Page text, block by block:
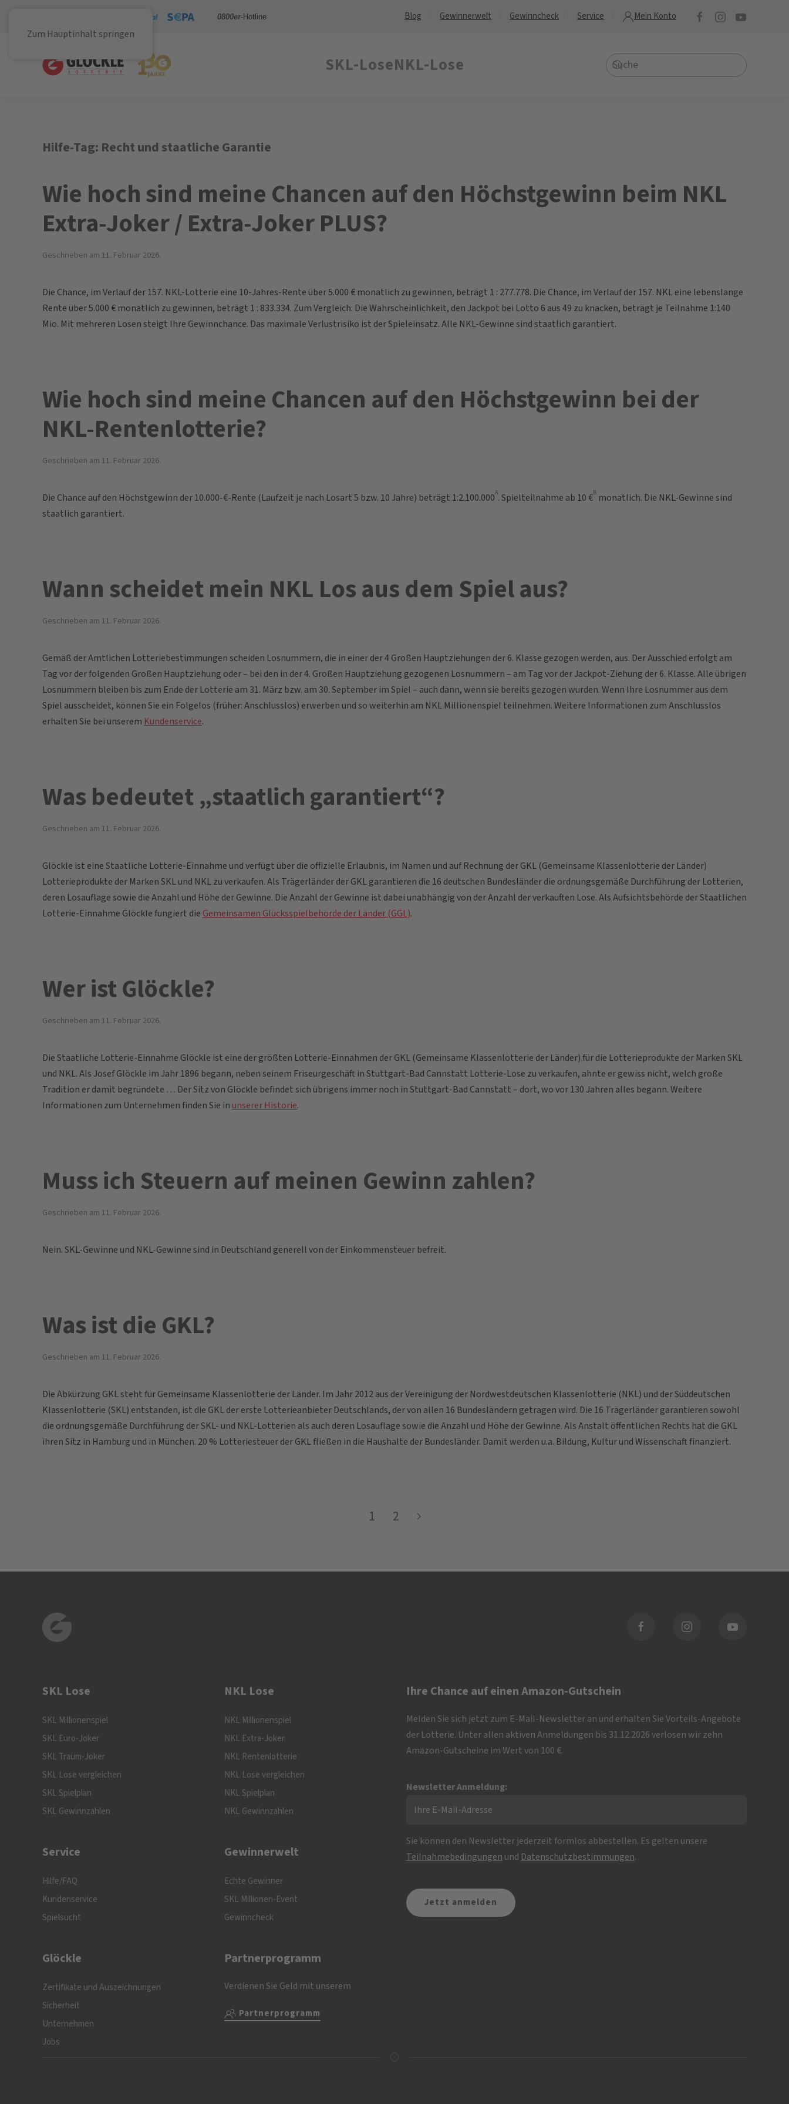
Zum Hauptinhalt springen
0800er-Hotline Blog Gewinnerwelt Gewinncheck Service Mein Konto
SKL-LoseNKL-Lose
Hilfe-Tag: Recht und staatliche Garantie
Wie hoch sind meine Chancen auf den Höchstgewinn beim NKL
Extra-Joker / Extra-Joker PLUS?
Geschrieben am 11. Februar 2026.
Die Chance, im Verlauf der 157. NKL-Lotterie eine 10-Jahres-Rente über 5.000 € monatlich zu gewinnen, beträgt 1 : 277.778. Die Chance, im Verlauf der 157. NKL eine lebenslange
Rente über 5.000 € monatlich zu gewinnen, beträgt 1 : 833.334. Zum Vergleich: Die Wahrscheinlichkeit, den Jackpot bei Lotto 6 aus 49 zu knacken, beträgt je Teilnahme 1:140
Mio. Mit mehreren Losen steigt Ihre Gewinnchance. Das maximale Verlustrisiko ist der Spieleinsatz. Alle NKL-Gewinne sind staatlich garantiert.
Wie hoch sind meine Chancen auf den Höchstgewinn bei der
NKL-Rentenlotterie?
Geschrieben am 11. Februar 2026.
Die Chance auf den Höchstgewinn der 10.000-€-Rente (Laufzeit je nach Losart 5 bzw. 10 Jahre) beträgt 1:2.100.000A. Spielteilnahme ab 10 €B monatlich. Die NKL-Gewinne sind
staatlich garantiert.
Wann scheidet mein NKL Los aus dem Spiel aus?
Geschrieben am 11. Februar 2026.
Gemäß der Amtlichen Lotteriebestimmungen scheiden Losnummern, die in einer der 4 Großen Hauptziehungen der 6. Klasse gezogen werden, aus. Der Ausschied erfolgt am
Tag vor der folgenden Großen Hauptziehung oder – bei den in der 4. Großen Hauptziehung gezogenen Losnummern – am Tag vor der Jackpot-Ziehung der 6. Klasse. Alle übrigen
Losnummern bleiben bis zum Ende der Lotterie am 31. März bzw. am 30. September im Spiel – auch dann, wenn sie bereits gezogen wurden. Wenn Ihre Losnummer aus dem
Spiel ausscheidet, können Sie ein Folgelos (früher: Anschlusslos) erwerben und so weiterhin am NKL Millionenspiel teilnehmen. Weitere Informationen zum Anschlusslos
erhalten Sie bei unserem Kundenservice.
Was bedeutet „staatlich garantiert“?
Geschrieben am 11. Februar 2026.
Glöckle ist eine Staatliche Lotterie-Einnahme und verfügt über die offizielle Erlaubnis, im Namen und auf Rechnung der GKL (Gemeinsame Klassenlotterie der Länder)
Lotterieprodukte der Marken SKL und NKL zu verkaufen. Als Trägerländer der GKL garantieren die 16 deutschen Bundesländer die ordnungsgemäße Durchführung der Lotterien,
deren Losauflage sowie die Anzahl und Höhe der Gewinne. Die Anzahl der Gewinne ist dabei unabhängig von der Anzahl der verkauften Lose. Als Aufsichtsbehörde der Staatlichen
Lotterie-Einnahme Glöckle fungiert die Gemeinsamen Glücksspielbehörde der Länder (GGL).
Wer ist Glöckle?
Geschrieben am 11. Februar 2026.
Die Staatliche Lotterie-Einnahme Glöckle ist eine der größten Lotterie-Einnahmen der GKL (Gemeinsame Klassenlotterie der Länder) für die Lotterieprodukte der Marken SKL
und NKL. Als Josef Glöckle im Jahr 1896 begann, neben seinem Friseurgeschäft in Stuttgart-Bad Cannstatt Lotterie-Lose zu verkaufen, ahnte er gewiss nicht, welch große
Tradition er damit begründete … Der Sitz von Glöckle befindet sich übrigens immer noch in Stuttgart-Bad Cannstatt – dort, wo vor 130 Jahren alles begann. Weitere
Informationen zum Unternehmen finden Sie in unserer Historie.
Muss ich Steuern auf meinen Gewinn zahlen?
Geschrieben am 11. Februar 2026.
Nein. SKL-Gewinne und NKL-Gewinne sind in Deutschland generell von der Einkommensteuer befreit.
Was ist die GKL?
Geschrieben am 11. Februar 2026.
Die Abkürzung GKL steht für Gemeinsame Klassenlotterie der Länder. Im Jahr 2012 aus der Vereinigung der Nordwestdeutschen Klassenlotterie (NKL) und der Süddeutschen
Klassenlotterie (SKL) entstanden, ist die GKL der erste Lotterieanbieter Deutschlands, der von allen 16 Bundesländern getragen wird. Die 16 Trägerländer garantieren sowohl
die ordnungsgemäße Durchführung der SKL- und NKL-Lotterien als auch deren Losauflage sowie die Anzahl und Höhe der Gewinne. Als Anstalt öffentlichen Rechts hat die GKL
ihren Sitz in Hamburg und in München. 20 % Lotteriesteuer der GKL fließen in die Haushalte der Bundesländer. Damit werden u.a. Bildung, Kultur und Wissenschaft finanziert.
1 2
SKL Lose
SKL Millionenspiel
SKL Euro-Joker
SKL Traum-Joker
SKL Lose vergleichen
SKL Spielplan
SKL Gewinnzahlen
Service
Hilfe/FAQ
Kundenservice
Spielsucht
Glöckle
Zertifikate und Auszeichnungen
Sicherheit
Unternehmen
Jobs
NKL Lose
NKL Millionenspiel
NKL Extra-Joker
NKL Rentenlotterie
NKL Lose vergleichen
NKL Spielplan
NKL Gewinnzahlen
Gewinnerwelt
Echte Gewinner
SKL Millionen-Event
Gewinncheck
Partnerprogramm
Verdienen Sie Geld mit unserem
Partnerprogramm
Ihre Chance auf einen Amazon-Gutschein
Melden Sie sich jetzt zum E-Mail-Newsletter an und erhalten Sie Vorteils-Angebote
der Lotterie. Unter allen aktiven Anmeldungen bis 31.12.2026 verlosen wir zehn
Amazon-Gutscheine im Wert von 100 €.
Newsletter Anmeldung:
Sie können den Newsletter jederzeit formlos abbestellen. Es gelten unsere
Teilnahmebedingungen und Datenschutzbestimmungen.